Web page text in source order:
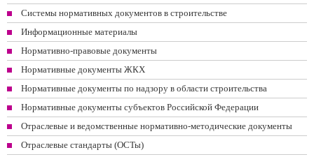
Системы нормативных документов в строительстве
Информационные материалы
Нормативно-правовые документы
Нормативные документы ЖКХ
Нормативные документы по надзору в области строительства
Нормативные документы субъектов Российской Федерации
Отраслевые и ведомственные нормативно-методические документы
Отраслевые стандарты (ОСТы)